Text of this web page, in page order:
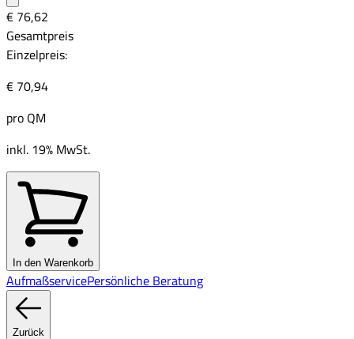
€ 76,62
Gesamtpreis
Einzelpreis:
€ 70,94
pro QM
inkl. 19% MwSt.
In den Warenkorb
AufmaßservicePersönliche Beratung
Zurück